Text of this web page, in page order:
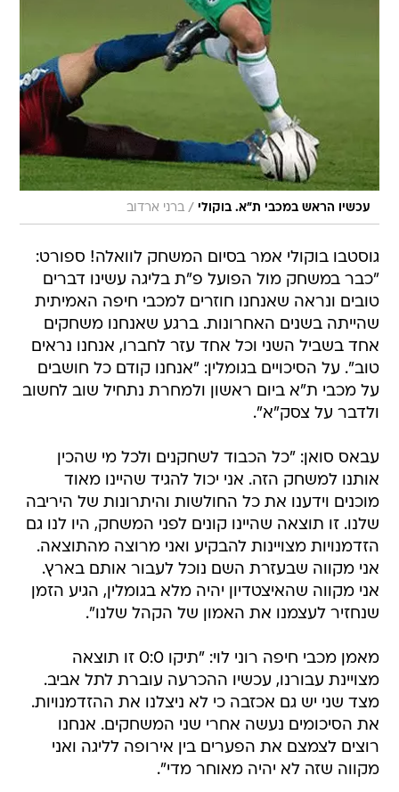
עכשיו הראש במכבי ת"א. בוקולי / ברני ארדוב
גוסטבו בוקולי אמר בסיום המשחק לוואלה! ספורט:
"כבר במשחק מול הפועל פ"ת בליגה עשינו דברים
טובים ונראה שאנחנו חוזרים למכבי חיפה האמיתית
שהייתה בשנים האחרונות. ברגע שאנחנו משחקים
אחד בשביל השני וכל אחד עזר לחברו, אנחנו נראים
טוב". על הסיכויים בגומלין: "אנחנו קודם כל חושבים
על מכבי ת"א ביום ראשון ולמחרת נתחיל שוב לחשוב
ולדבר על צסק"א".
עבאס סואן: "כל הכבוד לשחקנים ולכל מי שהכין
אותנו למשחק הזה. אני יכול להגיד שהיינו מאוד
מוכנים וידענו את כל החולשות והיתרונות של היריבה
שלנו. זו תוצאה שהיינו קונים לפני המשחק, היו לנו גם
הזדמנויות מצויינות להבקיע ואני מרוצה מהתוצאה.
אני מקווה שבעזרת השם נוכל לעבור אותם בארץ.
אני מקווה שהאיצטדיון יהיה מלא בגומלין, הגיע הזמן
שנחזיר לעצמנו את האמון של הקהל שלנו".
מאמן מכבי חיפה רוני לוי: "תיקו 0:0 זו תוצאה
מצויינת עבורנו, עכשיו ההכרעה עוברת לתל אביב.
מצד שני יש גם אכזבה כי לא ניצלנו את ההזדמנויות.
את הסיכומים נעשה אחרי שני המשחקים. אנחנו
רוצים לצמצם את הפערים בין אירופה לליגה ואני
מקווה שזה לא יהיה מאוחר מדי".